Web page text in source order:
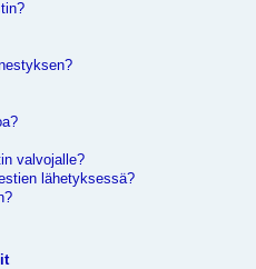
valvojalle?
lähetyksessä?